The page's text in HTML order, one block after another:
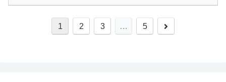
1 2 3 … 5
次